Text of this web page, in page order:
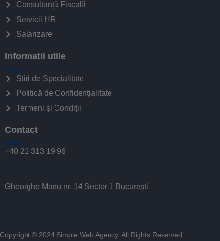
Consultanță Fiscală
Servicii HR
Salarizare
Informații utile
Știri de Specialitate
Politică de Confidențialitate
Termeni și Condiții
Contact
+40 21 313 19 96
Gheorghe Manu nr. 14 Sector 1 București
Copyright © 2024 Simple Web Agency. All Rights Reserved